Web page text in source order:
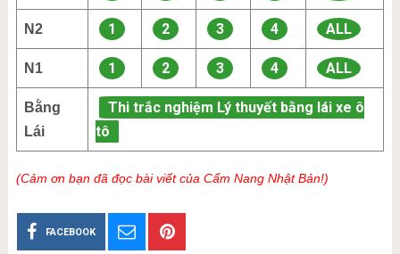
N2 1 2 3 4 ALL
N1 1 2 3 4 ALL
Bằng
Lái
Thi trắc nghiệm Lý thuyết bằng lái xe ô
tô
(Cảm ơn bạn đã đọc bài viết của Cẩm Nang Nhật Bản!)
FACEBOOK